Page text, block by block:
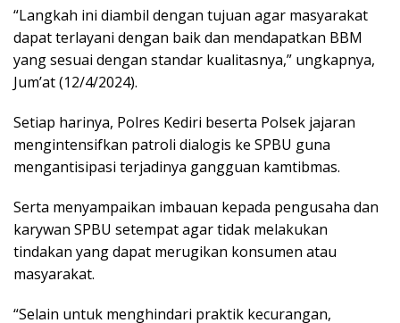
“Langkah ini diambil dengan tujuan agar masyarakat
dapat terlayani dengan baik dan mendapatkan BBM
yang sesuai dengan standar kualitasnya,” ungkapnya,
Jum’at (12/4/2024).
Setiap harinya, Polres Kediri beserta Polsek jajaran
mengintensifkan patroli dialogis ke SPBU guna
mengantisipasi terjadinya gangguan kamtibmas.
Serta menyampaikan imbauan kepada pengusaha dan
karywan SPBU setempat agar tidak melakukan
tindakan yang dapat merugikan konsumen atau
masyarakat.
“Selain untuk menghindari praktik kecurangan,